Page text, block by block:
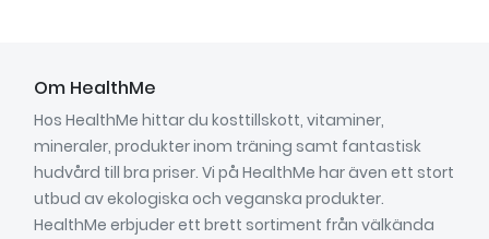
Om HealthMe
Hos HealthMe hittar du kosttillskott, vitaminer,
mineraler, produkter inom träning samt fantastisk
hudvård till bra priser. Vi på HealthMe har även ett stort
utbud av ekologiska och veganska produkter.
HealthMe erbjuder ett brett sortiment från välkända